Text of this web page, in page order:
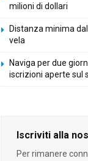
milioni di dollari
Distanza minima
vela
Naviga per due
iscrizioni aperte sul
Iscriviti alla
Per rimanere